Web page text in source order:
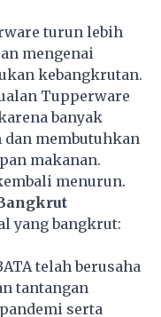
turun lebih
mengenai
kebangkrutan.
Tupperware
banyak
dan membutuhkan
makanan.
menurun.
yang bangkrut:
telah berusaha
tantangan
serta